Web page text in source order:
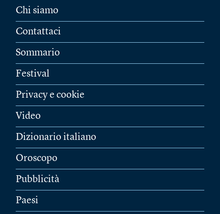
Chi siamo
Contattaci
Sommario
Festival
Privacy e cookie
Video
Dizionario italiano
Oroscopo
Pubblicità
Paesi